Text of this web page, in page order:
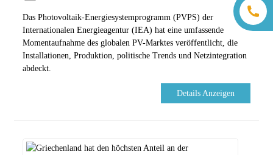
Das Photovoltaik-Energiesystemprogramm (PVPS) der
Internationalen Energieagentur (IEA) hat eine umfassende
Momentaufnahme des globalen PV-Marktes veröffentlicht, die
Installationen, Produktion, politische Trends und Netzintegration
abdeckt.
Details Anzeigen